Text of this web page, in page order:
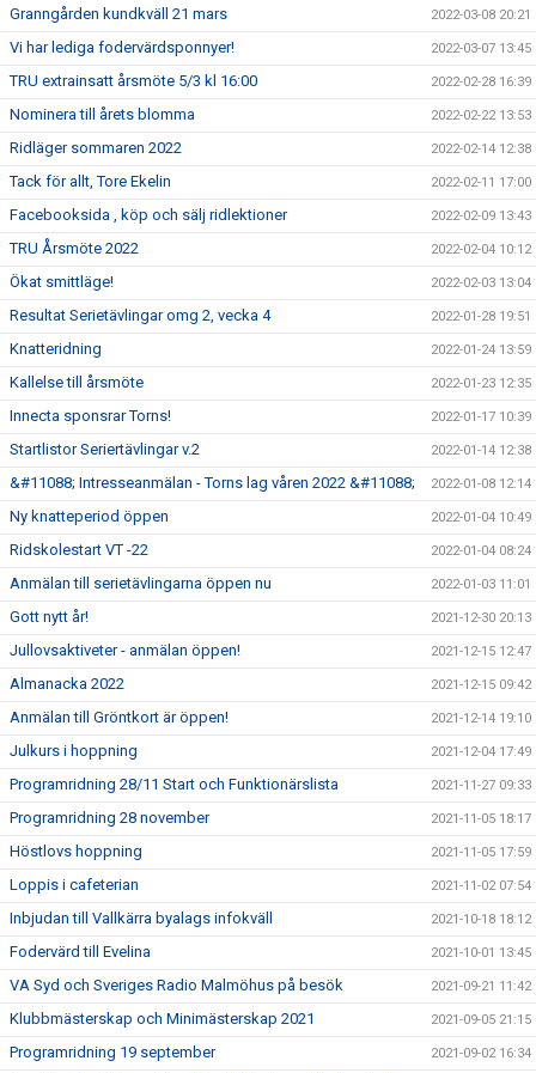
Granngården kundkväll 21 mars 2022-03-08 20:21
Vi har lediga fodervärdsponnyer! 2022-03-07 13:45
TRU extrainsatt årsmöte 5/3 kl 16:00 2022-02-28 16:39
Nominera till årets blomma 2022-02-22 13:53
Ridläger sommaren 2022 2022-02-14 12:38
Tack för allt, Tore Ekelin 2022-02-11 17:00
Facebooksida , köp och sälj ridlektioner 2022-02-09 13:43
TRU Årsmöte 2022 2022-02-04 10:12
Ökat smittläge! 2022-02-03 13:04
Resultat Serietävlingar omg 2, vecka 4 2022-01-28 19:51
Knatteridning 2022-01-24 13:59
Kallelse till årsmöte 2022-01-23 12:35
Innecta sponsrar Torns! 2022-01-17 10:39
Startlistor Seriertävlingar v.2 2022-01-14 12:38
&#11088; Intresseanmälan - Torns lag våren 2022 &#11088; 2022-01-08 12:14
Ny knatteperiod öppen 2022-01-04 10:49
Ridskolestart VT -22 2022-01-04 08:24
Anmälan till serietävlingarna öppen nu 2022-01-03 11:01
Gott nytt år! 2021-12-30 20:13
Jullovsaktiveter - anmälan öppen! 2021-12-15 12:47
Almanacka 2022 2021-12-15 09:42
Anmälan till Gröntkort är öppen! 2021-12-14 19:10
Julkurs i hoppning 2021-12-04 17:49
Programridning 28/11 Start och Funktionärslista 2021-11-27 09:33
Programridning 28 november 2021-11-05 18:17
Höstlovs hoppning 2021-11-05 17:59
Loppis i cafeterian 2021-11-02 07:54
Inbjudan till Vallkärra byalags infokväll 2021-10-18 18:12
Fodervärd till Evelina 2021-10-01 13:45
VA Syd och Sveriges Radio Malmöhus på besök 2021-09-21 11:42
Klubbmästerskap och Minimästerskap 2021 2021-09-05 21:15
Programridning 19 september 2021-09-02 16:34